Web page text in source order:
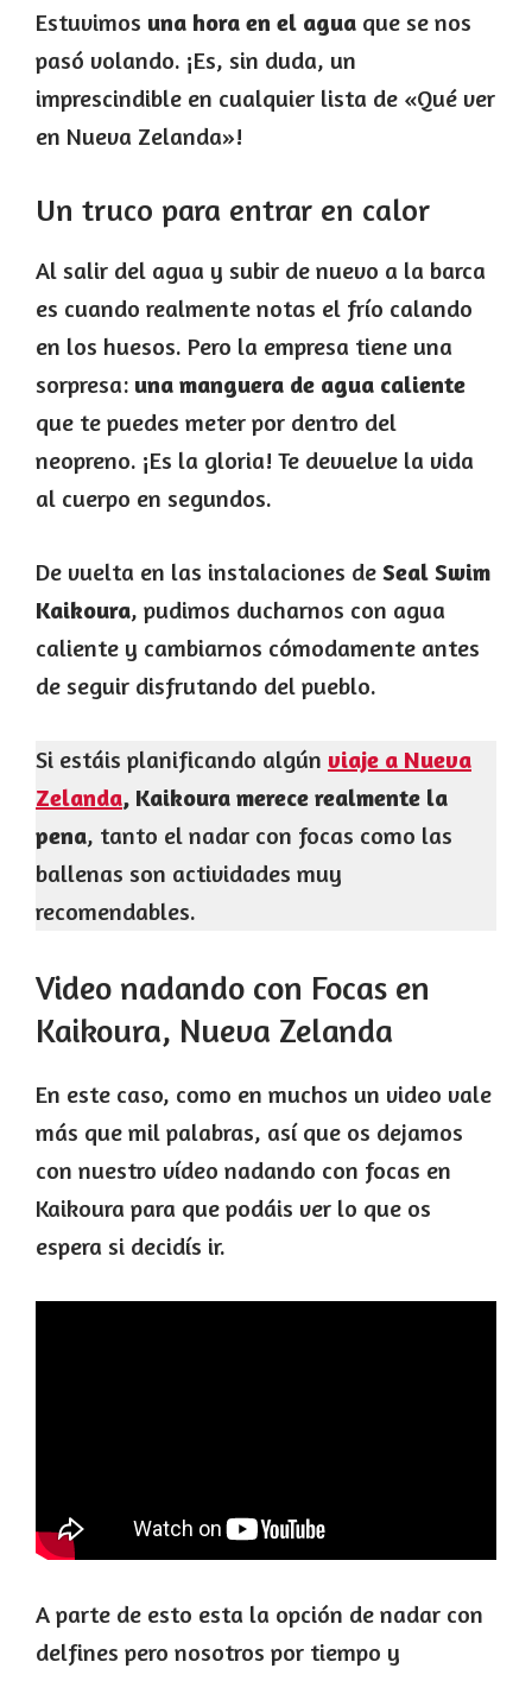
Estuvimos una hora en el agua que se nos
pasó volando. ¡Es, sin duda, un
imprescindible en cualquier lista de «Qué ver
en Nueva Zelanda»!
Un truco para entrar en calor
Al salir del agua y subir de nuevo a la barca
es cuando realmente notas el frío calando
en los huesos. Pero la empresa tiene una
sorpresa: una manguera de agua caliente
que te puedes meter por dentro del
neopreno. ¡Es la gloria! Te devuelve la vida
al cuerpo en segundos.
De vuelta en las instalaciones de Seal Swim
Kaikoura, pudimos ducharnos con agua
caliente y cambiarnos cómodamente antes
de seguir disfrutando del pueblo.
Si estáis planificando algún viaje a Nueva
Zelanda, Kaikoura merece realmente la
pena, tanto el nadar con focas como las
ballenas son actividades muy
recomendables.
Video nadando con Focas en
Kaikoura, Nueva Zelanda
En este caso, como en muchos un video vale
más que mil palabras, así que os dejamos
con nuestro vídeo nadando con focas en
Kaikoura para que podáis ver lo que os
espera si decidís ir.
A parte de esto esta la opción de nadar con
delfines pero nosotros por tiempo y